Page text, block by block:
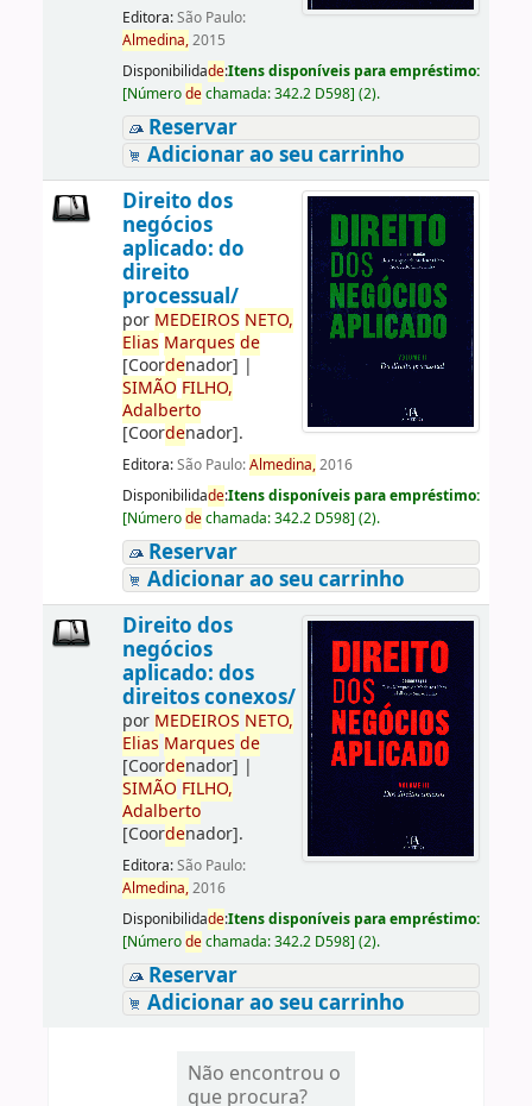
Editora:São Paulo:
Almedina,2015
Disponibilidade:Itens disponíveis para empréstimo:
[Númerodechamada:342.2 D598] (2).
Reservar
Adicionar ao seu carrinho
Direito dos
negócios
aplicado: do
direito
processual/
por MEDEIROS NETO,
Elias Marques de
[Coordenador] |
SIMÃO FILHO,
Adalberto
[Coordenador].
Editora:São Paulo:Almedina,2016
Disponibilidade:Itens disponíveis para empréstimo:
[Númerodechamada:342.2 D598] (2).
Reservar
Adicionar ao seu carrinho
Direito dos
negócios
aplicado: dos
direitos conexos/
por MEDEIROS NETO,
Elias Marques de
[Coordenador] |
SIMÃO FILHO,
Adalberto
[Coordenador].
Editora:São Paulo:
Almedina,2016
Disponibilidade:Itens disponíveis para empréstimo:
[Númerodechamada:342.2 D598] (2).
Reservar
Adicionar ao seu carrinho
Não encontrou o
que procura?